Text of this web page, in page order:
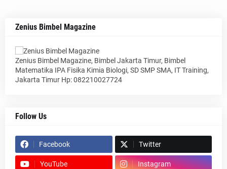
Zenius Bimbel Magazine
Zenius Bimbel Magazine, Bimbel Jakarta Timur, Bimbel
Matematika IPA Fisika Kimia Biologi, SD SMP SMA, IT Training,
Jakarta Timur Hp: 082210027724
Follow Us
Facebook Twitter
YouTube Instagram